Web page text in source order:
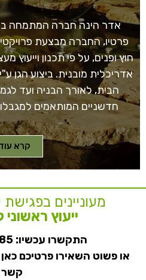
אדר הינה חברה המתמחה
פרטיו, החברה מבצעת
חוץ ופנים, על פי תכנון וייעוץ
אדריכלית מובנית. ביצוע הגן
הבית, לאורך הבניה ועד
חדשניים המותאמים
קרא עוד
מעוניינים בפגישת
ייעוץ
התקשרו עכשיו:
או פשוט השאירו פרטיכם
קשר